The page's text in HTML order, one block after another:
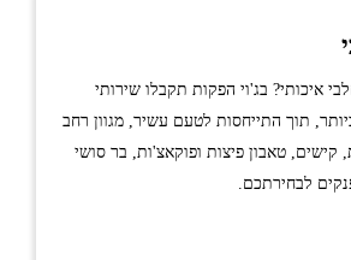
איכותי? בג'וי הפקות תקבלו שירותי
תוך התייחסות לטעם עשיר, מגוון רחב
טאבון פיצות ופוקאצ'ות, בר סושי
לבחירתכם.